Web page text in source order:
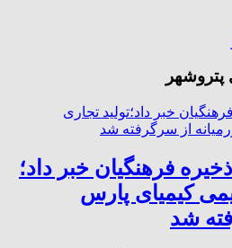
پتروشهر
فرهنگیان خبر داد؛
کیمیای پارس
شد